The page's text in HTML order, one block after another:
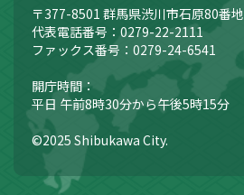
〒377-8501 群馬県渋川市石原80番地
代表電話番号：0279-22-2111
ファックス番号：0279-24-6541
開庁時間：
平日 午前8時30分から午後5時15分
©2025 Shibukawa City.